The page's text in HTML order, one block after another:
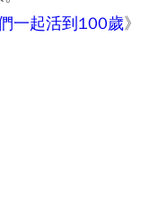
一起活到100歲》